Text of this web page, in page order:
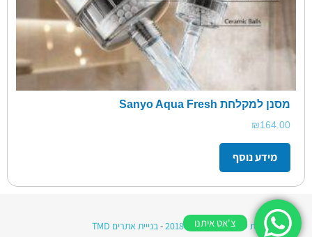
מסנן למקלחת Sanyo Aqua Fresh
₪164.00
כל הזכויות שמורות © מי רווה 2018 -בנייית אתרים TMD צ'אט איתנו